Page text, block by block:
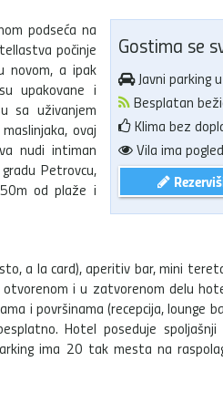
Gostima se
Javni parking
Besplatan
Klima bez
Vila ima
podseća na
počinje
novom, a ipak
upakovane i
sa uživanjem
ovaj
nudi intiman
Petrovcu,
od plaže i
a la card), aperitiv bar, mini
i u zatvorenom delu
i površinama (recepcija, lounge
Hotel poseduje
ima 20 tak mesta na